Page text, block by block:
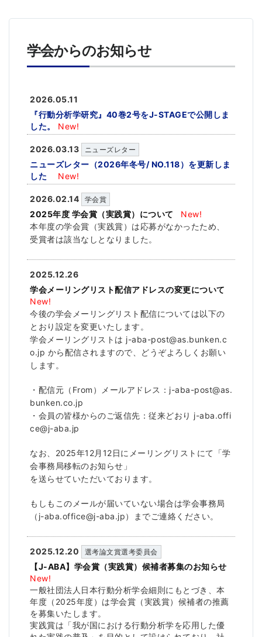
学会からのお知らせ
2026.05.11
『行動分析学研究』40巻2号をJ-STAGEで公開しま
した。
New!
2026.03.13 ニューズレター
ニューズレター（2026年冬号/ NO.118）を更新しま
した
New!
2026.02.14 学会賞
2025年度 学会賞（実践賞）について
New!
本年度の学会賞（実践賞）は応募がなかったため、
受賞者は該当なしとなりました。
2025.12.26
学会メーリングリスト配信アドレスの変更について
New!
今後の学会メーリングリスト配信については以下の
とおり設定を変更いたします。
学会メーリングリストは j-aba-post@as.bunken.c
o.jp から配信されますので、どうぞよろしくお願い
します。
・配信元（From）メールアドレス：j-aba-post@as.
bunken.co.jp
・会員の皆様からのご返信先：従来どおり j-aba.offi
ce@j-aba.jp
なお、2025年12月12日にメーリングリストにて「学
会事務局移転のお知らせ」
を送らせていただいております。
もしもこのメールが届いていない場合は学会事務局
（j-aba.office@j-aba.jp）までご連絡ください。
2025.12.20 選考論文賞選考委員会
【J-ABA】学会賞（実践賞）候補者募集のお知らせ
New!
一般社団法人日本行動分析学会細則にもとづき、本
年度（ 2025年度）は学会賞（実践賞） 候補者の推薦
を募集いたします。
実践賞は「我が国における行動分析学を応用した優